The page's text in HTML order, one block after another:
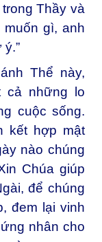
Thầy và
gì, anh
Thể này,
cả những lo
cuộc sống.
kết hợp mật
nào chúng
Chúa giúp
để chúng
đem lại vinh
nhân cho